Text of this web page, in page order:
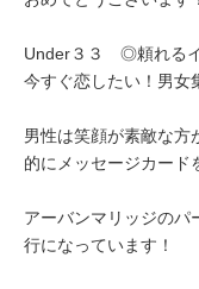
Under３３ ◎頼れるイ
今すぐ恋したい！男女
男性は笑顔が素敵な方
的にメッセージカード
アーバンマリッジのパ
行になっています！